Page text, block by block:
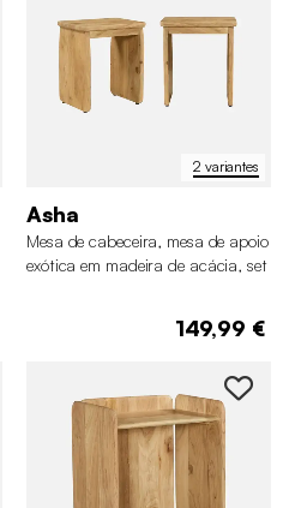
2 variantes
Asha
Mesa de cabeceira, mesa de apoio
exótica em madeira de acácia, set
149,99 €